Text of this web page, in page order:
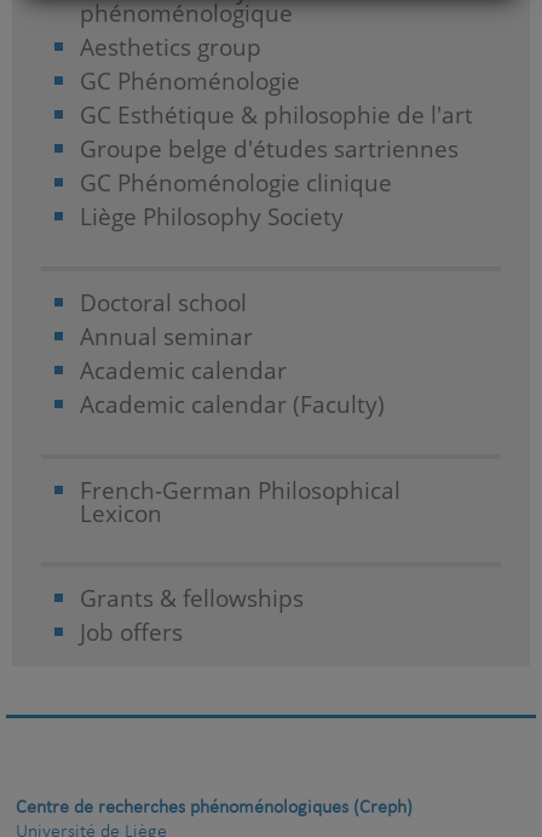
phénoménologique
Aesthetics group
GC Phénoménologie
GC Esthétique & philosophie de l'art
Groupe belge d'études sartriennes
GC Phénoménologie clinique
Liège Philosophy Society
Doctoral school
Annual seminar
Academic calendar
Academic calendar (Faculty)
French-German Philosophical
Lexicon
Grants & fellowships
Job offers
Centre de recherches phénoménologiques (Creph)
Université de Liège